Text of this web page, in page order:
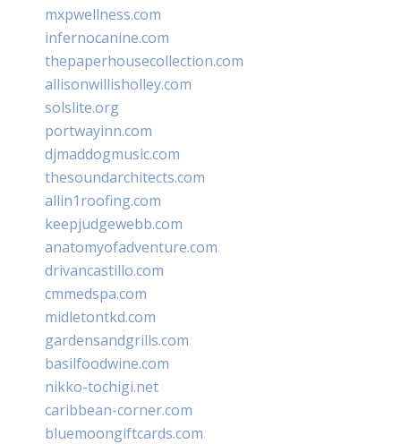
mxpwellness.com
infernocanine.com
thepaperhousecollection.com
allisonwillisholley.com
solslite.org
portwayinn.com
djmaddogmusic.com
thesoundarchitects.com
allin1roofing.com
keepjudgewebb.com
anatomyofadventure.com
drivancastillo.com
cmmedspa.com
midletontkd.com
gardensandgrills.com
basilfoodwine.com
nikko-tochigi.net
caribbean-corner.com
bluemoongiftcards.com